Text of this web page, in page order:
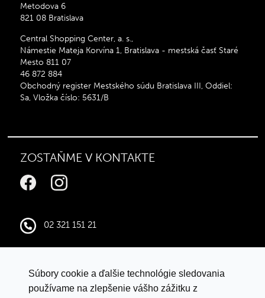
Súbory cookie a ďalšie technológie sledovania
používame na zlepšenie vášho zážitku z
Metodova 6
821 08 Bratislava
Central Shopping Center, a. s.,
Námestie Mateja Korvína 1, Bratislava - mestská časť Staré
Mesto 811 07
46 872 884
Obchodný register Mestského súdu Bratislava III, Oddiel:
Sa, Vložka číslo: 5631/B
ZOSTAŇME V KONTAKTE
02 321 151 21
Google mapy